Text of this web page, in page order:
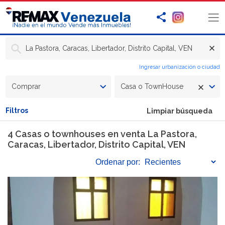
La Pastora, Caracas, Libertador, Distrito Capital, VEN
Ingresar urbanización o ciudad
Comprar Casa o TownHouse
Filtros Limpiar búsqueda
4 Casas o townhouses en venta La Pastora,
Caracas, Libertador, Distrito Capital, VEN
Ordenar por: